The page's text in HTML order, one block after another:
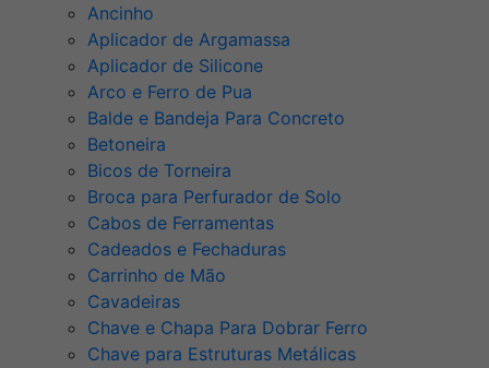
Ancinho
Aplicador de Argamassa
Aplicador de Silicone
Arco e Ferro de Pua
Balde e Bandeja Para Concreto
Betoneira
Bicos de Torneira
Broca para Perfurador de Solo
Cabos de Ferramentas
Cadeados e Fechaduras
Carrinho de Mão
Cavadeiras
Chave e Chapa Para Dobrar Ferro
Chave para Estruturas Metálicas